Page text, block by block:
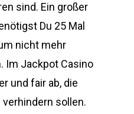
sind. Ein großer
Du 25 Mal
nicht mehr
Im Jackpot Casino
und fair ab, die
sollen.